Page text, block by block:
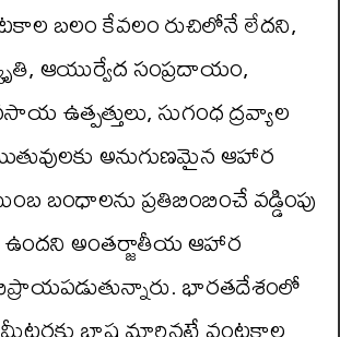
బలం కేవలం రుచిలోనే లేదని,
ఆయుర్వేద సంప్రదాయం,
ఉత్పత్తులు, సుగంధ ద్రవ్యాల
అనుగుణమైన ఆహార
బంధాలను ప్రతిబింబించే వడ్డింపు
అంతర్జాతీయ ఆహార
భారతదేశంలో